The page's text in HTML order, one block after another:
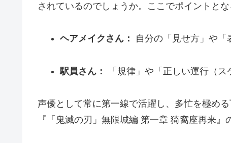
されているのでしょうか。ここでポイントと
ヘアメイクさん： 自分の「見せ方」や「
駅員さん： 「規律」や「正しい運行（ス
声優として常に第一線で活躍し、多忙を極め
『「鬼滅の刃」無限城編 第一章 猗窩座再来』